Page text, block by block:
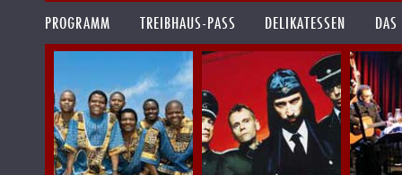
PROGRAMM TREIBHAUS-PASS DELIKATESSEN